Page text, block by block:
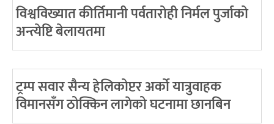
विश्वविख्यात कीर्तिमानी पर्वतारोही निर्मल पुर्जाको
अन्त्येष्टि बेलायतमा
ट्रम्प सवार सैन्य हेलिकोप्टर अर्को यात्रुवाहक
विमानसँग ठोक्किन लागेको घटनामा छानबिन